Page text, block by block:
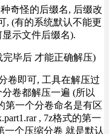
奇怪的后缀名, 后缀改
, (有的系统默认不能更
示文件后缀名).
毕后 才能正确解压)
卷即可, 工具在解压过
卷都解压一遍 (所以
第一个分卷命名是有区
, 7z格式的第一
一个压缩分卷 就是默认